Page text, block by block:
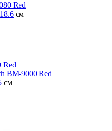
Red
18.6 см
BM-9000 Red
см